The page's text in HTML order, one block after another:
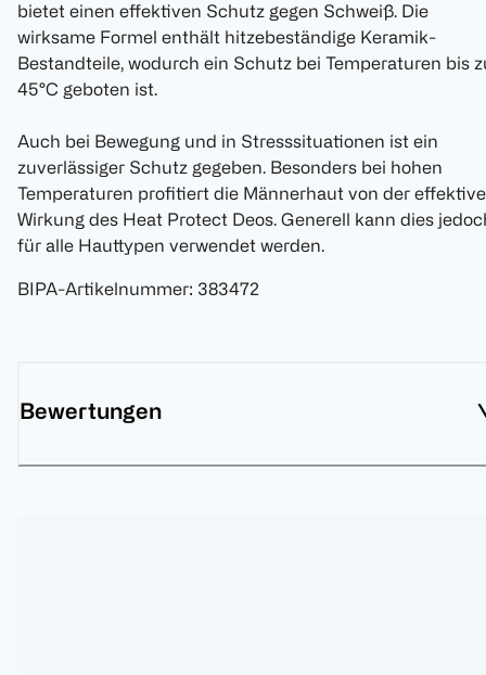
bietet einen effektiven Schutz gegen Schweiß. Die
wirksame Formel enthält hitzebeständige Keramik-
Bestandteile, wodurch ein Schutz bei Temperaturen bis
45°C geboten ist.
Auch bei Bewegung und in Stresssituationen ist ein
zuverlässiger Schutz gegeben. Besonders bei hohen
Temperaturen profitiert die Männerhaut von der
Wirkung des Heat Protect Deos. Generell kann dies
für alle Hauttypen verwendet werden.
BIPA-Artikelnummer: 383472
Bewertungen